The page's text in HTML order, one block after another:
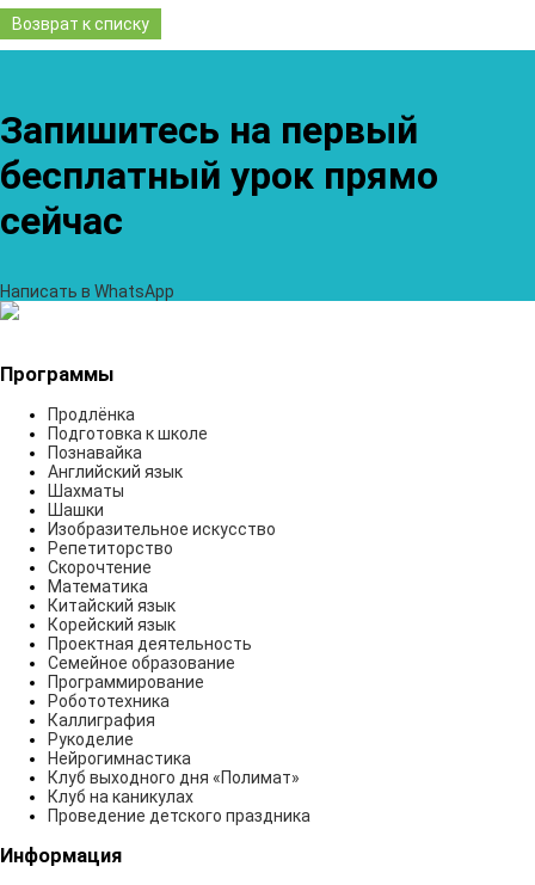
Возврат к списку
Запишитесь на первый
бесплатный урок прямо
сейчас
Написать в WhatsApp
Программы
Продлёнка
Подготовка к школе
Познавайка
Английский язык
Шахматы
Шашки
Изобразительное искусство
Репетиторство
Скорочтение
Математика
Китайский язык
Корейский язык
Проектная деятельность
Семейное образование
Программирование
Робототехника
Каллиграфия
Рукоделие
Нейрогимнастика
Клуб выходного дня «Полимат»
Клуб на каникулах
Проведение детского праздника
Информация